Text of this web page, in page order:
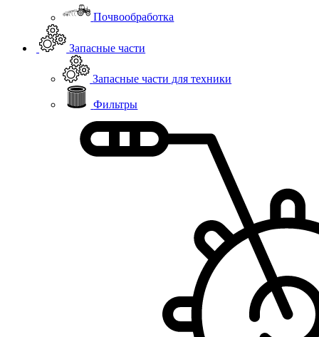
Почвообработка
Запасные части
Запасные части для техники
Фильтры